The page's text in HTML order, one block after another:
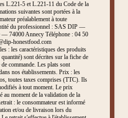
L.221-5 et L.221-11 du Code de la
suivantes sont portées à la
préalablement à toute
du professionnel : SAS DIP —
— 74000 Annecy Téléphone : 04 50
honestfood.com
: les caractéristiques des produits
sont décrites sur la fiche de
commande. Les plats sont
nos établissements. Prix : les
toutes taxes comprises (TTC). Ils
à tout moment. Le prix
au moment de la validation de la
: le consommateur est informé
et/ou de livraison lors du